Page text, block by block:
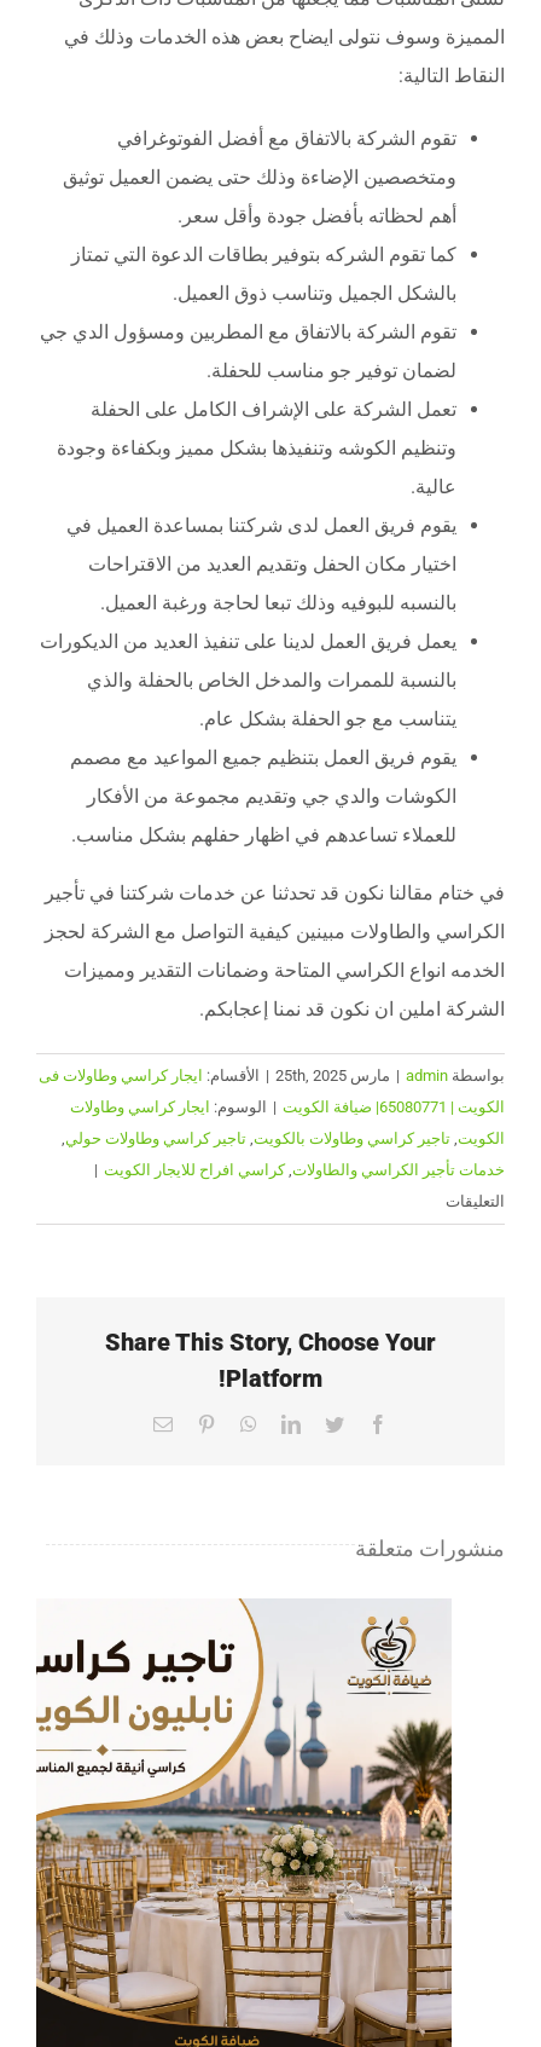
المميزة وسوف نتولى ايضاح بعض هذه الخدمات وذلك في
النقاط التالية:
تقوم الشركة بالاتفاق مع أفضل الفوتوغرافي
ومتخصصين الإضاءة وذلك حتى يضمن العميل توثيق
أهم لحظاته بأفضل جودة وأقل سعر.
كما تقوم الشركه بتوفير بطاقات الدعوة التي تمتاز
بالشكل الجميل وتناسب ذوق العميل.
تقوم الشركة بالاتفاق مع المطربين ومسؤول الدي جي
لضمان توفير جو مناسب للحفلة.
تعمل الشركة على الإشراف الكامل على الحفلة
وتنظيم الكوشه وتنفيذها بشكل مميز وبكفاءة وجودة
عالية.
يقوم فريق العمل لدى شركتنا بمساعدة العميل في
اختيار مكان الحفل وتقديم العديد من الاقتراحات
بالنسبه للبوفيه وذلك تبعا لحاجة ورغبة العميل.
يعمل فريق العمل لدينا على تنفيذ العديد من الديكورات
بالنسبة للممرات والمدخل الخاص بالحفلة والذي
يتناسب مع جو الحفلة بشكل عام.
يقوم فريق العمل بتنظيم جميع المواعيد مع مصمم
الكوشات والدي جي وتقديم مجموعة من الأفكار
للعملاء تساعدهم في اظهار حفلهم بشكل مناسب.
في ختام مقالنا نكون قد تحدثنا عن خدمات شركتنا في تأجير
الكراسي والطاولات مبينين كيفية التواصل مع الشركة لحجز
الخدمه انواع الكراسي المتاحة وضمانات التقدير ومميزات
الشركة املين ان نكون قد نمنا إعجابكم.
بواسطة admin
| مارس 25th, 2025 | الأقسام: ايجار كراسي وطاولات فى
الكويت | 65080771| ضيافة الكويت
| الوسوم: ايجار كراسي وطاولات
الكويت, تاجير كراسي وطاولات بالكويت, تاجير كراسي وطاولات حولي,
خدمات تأجير الكراسي والطاولات,كراسي افراح للايجار الكويت |
التعليقات
Share This Story, Choose Your
Platform!
Facebook
Twitter
LinkedIn
WhatsApp
Pinterest
Email
منشورات متعلقة